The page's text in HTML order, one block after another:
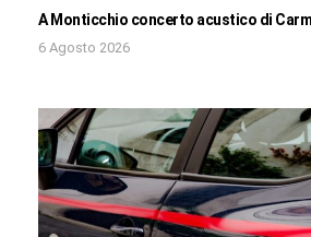
A Monticchio concerto acustico di
6 Agosto 2026